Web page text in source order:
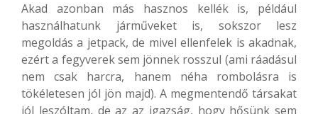
Akad azonban más hasznos kellék is, például
használhatunk járműveket is, sokszor lesz
megoldás a jetpack, de mivel ellenfelek is akadnak,
ezért a fegyverek sem jönnek rosszul (ami ráadásul
nem csak harcra, hanem néha rombolásra is
tökéletesen jól jön majd). A megmentendő társakat
jól leszóltam, de az az igazság, hogy hősünk sem